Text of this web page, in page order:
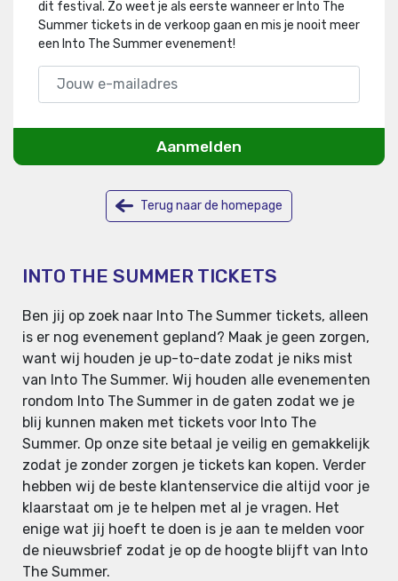
dit festival . Zo weet je als eerste wanneer er Into The
Summer tickets in de verkoop gaan en mis je nooit meer
een Into The Summer evenement!
Aanmelden
Terug naar de homepage
INTO THE SUMMER TICKETS
Ben jij op zoek naar Into The Summer tickets, alleen
is er nog evenement gepland? Maak je geen zorgen,
want wij houden je up-to-date zodat je niks mist
van Into The Summer. Wij houden alle evenementen
rondom Into The Summer in de gaten zodat we je
blij kunnen maken met tickets voor Into The
Summer. Op onze site betaal je veilig en gemakkelijk
zodat je zonder zorgen je tickets kan kopen. Verder
hebben wij de beste klantenservice die altijd voor je
klaarstaat om je te helpen met al je vragen. Het
enige wat jij hoeft te doen is je aan te melden voor
de nieuwsbrief zodat je op de hoogte blijft van Into
The Summer.